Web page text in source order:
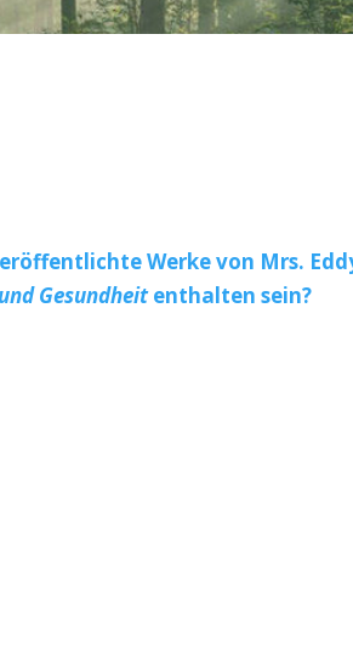
Werke von Mrs.
Gesundheitenthalten sein?